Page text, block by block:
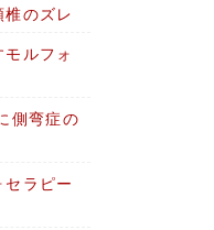
のズレ
ルフォ
側弯症の
ラピー